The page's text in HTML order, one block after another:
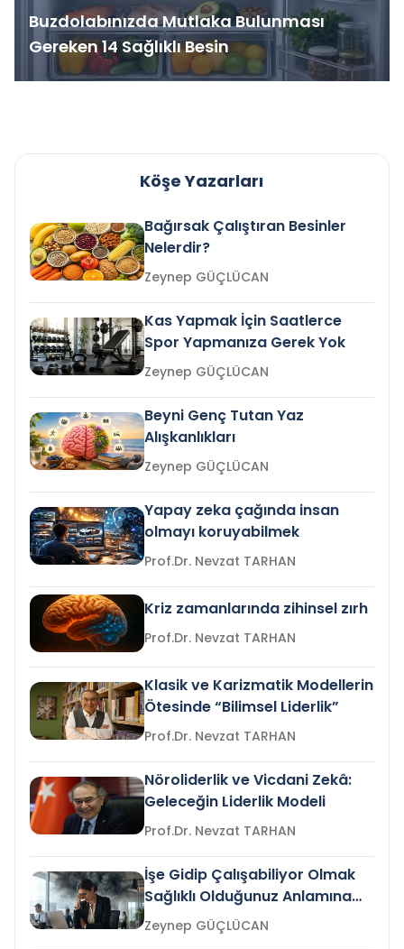
Buzdolabınızda Mutlaka Bulunması
Gereken 14 Sağlıklı Besin
Köşe Yazarları
Bağırsak Çalıştıran Besinler
Nelerdir?
Zeynep GÜÇLÜCAN
Kas Yapmak İçin Saatlerce
Spor Yapmanıza Gerek Yok
Zeynep GÜÇLÜCAN
Beyni Genç Tutan Yaz
Alışkanlıkları
Zeynep GÜÇLÜCAN
Yapay zeka çağında insan
olmayı koruyabilmek
Prof.Dr. Nevzat TARHAN
Kriz zamanlarında zihinsel zırh
Prof.Dr. Nevzat TARHAN
Klasik ve Karizmatik Modellerin
Ötesinde “Bilimsel Liderlik”
Prof.Dr. Nevzat TARHAN
Nöroliderlik ve Vicdani Zekâ:
Geleceğin Liderlik Modeli
Prof.Dr. Nevzat TARHAN
İşe Gidip Çalışabiliyor Olmak
Sağlıklı Olduğunuz Anlamına
Gelir mi?Zeynep GÜÇLÜCAN